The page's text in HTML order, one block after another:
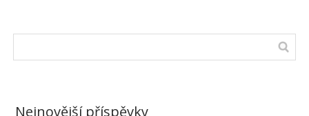
Nejnovější příspěvky